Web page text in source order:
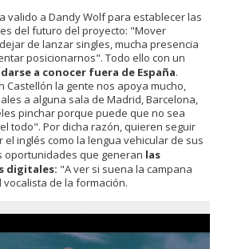
valido a Dandy Wolf para establecer las
del futuro del proyecto: "Mover
de lanzar singles, mucha presencia
posicionarnos". Todo ello con un
darse a conocer fuera de España.
Castellón la gente nos apoya mucho,
a alguna sala de Madrid, Barcelona,
pinchar porque puede que no sea
todo". Por dicha razón, quieren seguir
el inglés como la lengua vehicular de sus
oportunidades que generan las
digitales: "A ver si suena la campana
vocalista de la formación.